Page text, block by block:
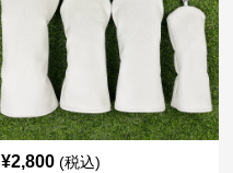
¥2,800 (税込)